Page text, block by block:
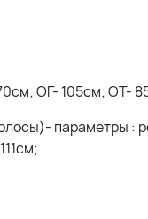
ОГ- 105см; ОТ-
параметры :